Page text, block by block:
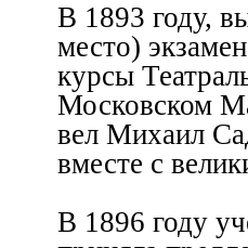
В 1893 году,
место)
курсы
Московском
вел Михаил
вместе с
В 1896 году